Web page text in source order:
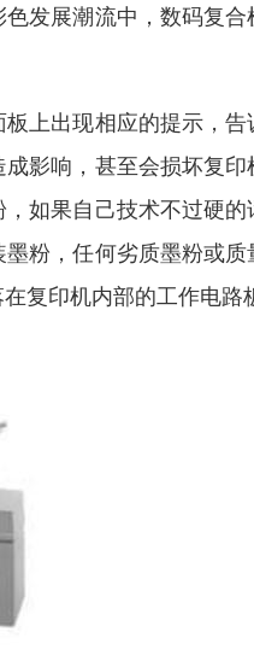
发展潮流中，数码复
上出现相应的提示，
影响，甚至会损坏复
如果自己技术不过硬
粉，任何劣质墨粉或
复印机内部的工作电路